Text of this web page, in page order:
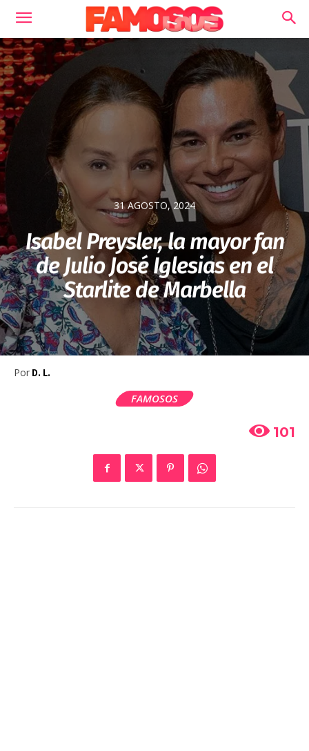
31 AGOSTO, 2024
Isabel Preysler, la mayor fan
de Julio José Iglesias en el
Starlite de Marbella
Por D. L.
FAMOSOS
101